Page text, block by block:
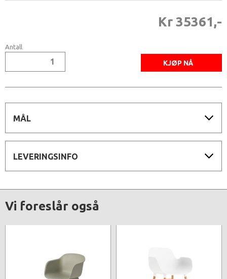
Kr 35361,-
Antall
MÅL
LEVERINGSINFO
Vi foreslår også